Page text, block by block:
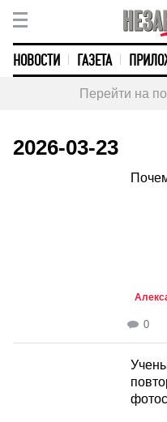
НОВОСТИ ГАЗЕТА
Перейти на
2026-03-23
0